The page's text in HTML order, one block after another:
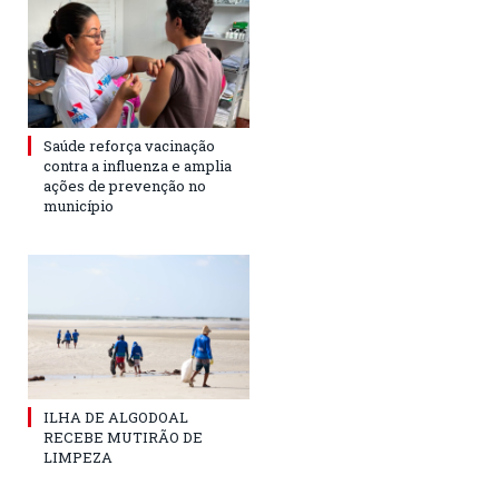
Saúde reforça vacinação
contra a influenza e amplia
ações de prevenção no
município
ILHA DE ALGODOAL
RECEBE MUTIRÃO DE
LIMPEZA